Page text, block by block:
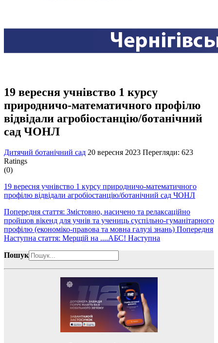
19 вересня учнівство 1 курсу
природничо-математичного профілю
відвідали агробіостанцію/ботанічний
сад ЧОНЛ
Дитячий ботанічний сад 20 вересня 2023 Перегляди: 623
Ratings
(0)
19 вересня учнівство 1 курсу природничо-математичного
профілю відвідали агробіостанцію/ботанічний сад ЧОНЛ
Попередня стаття: Змістовно, насичено та релаксаційно
пройшов вікенд для учнів та учениць суспільно-гуманітарного
профілю (економіко-правова та мовна галузі знань) Попередня
Наступна стаття: Мерщій на ....АБС! Наступна
Пошук